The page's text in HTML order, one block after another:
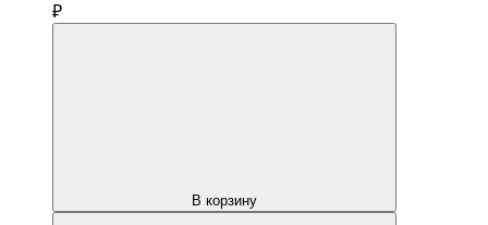
₽
В корзину